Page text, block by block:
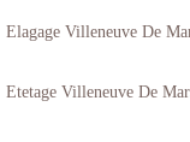
Elagage Villeneuve De
Etetage Villeneuve De